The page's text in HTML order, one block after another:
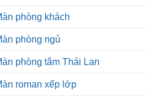
phòng khách
phòng ngủ
phòng tắm Thái Lan
roman xếp lớp